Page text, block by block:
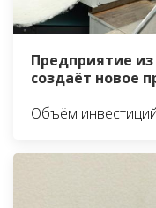
Предприятие из
создаёт новое
Объём